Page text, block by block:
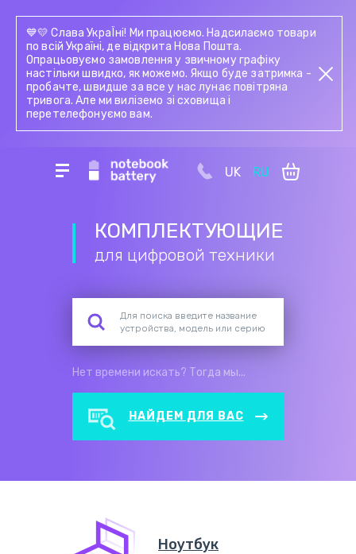
💙💛 Слава УкраЇні! Ми працюємо. Надсилаємо товари
по всій Україні, де відкрита Нова Пошта.
Опрацьовуємо замовлення у звичному графіку
настільки швидко, як можемо. Якщо буде затримка -
пробачте, швидше за все у нас лунає повітряна
тривога. Але ми виліземо зі сховища і
перетелефонуємо вам.
UK RU
Пн.-Пт.
Сб.
КОМПЛЕКТУЮЩИЕ
для цифровой техники
Для поиска введите название
устройства, модель или серию
Нет времени искать? Тогда мы...
НАЙДЕМ ДЛЯ ВАС
Ноутбук